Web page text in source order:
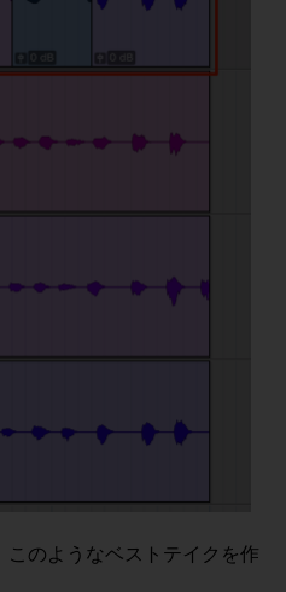
のようなベストテイクを作